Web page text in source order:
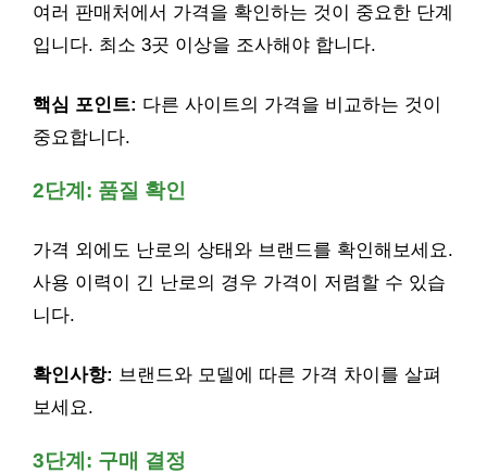
여러 판매처에서 가격을 확인하는 것이 중요한 단계
입니다. 최소 3곳 이상을 조사해야 합니다.
핵심 포인트: 다른 사이트의 가격을 비교하는 것이
중요합니다.
2단계: 품질 확인
가격 외에도 난로의 상태와 브랜드를 확인해보세요.
사용 이력이 긴 난로의 경우 가격이 저렴할 수 있습
니다.
확인사항: 브랜드와 모델에 따른 가격 차이를 살펴
보세요.
3단계: 구매 결정